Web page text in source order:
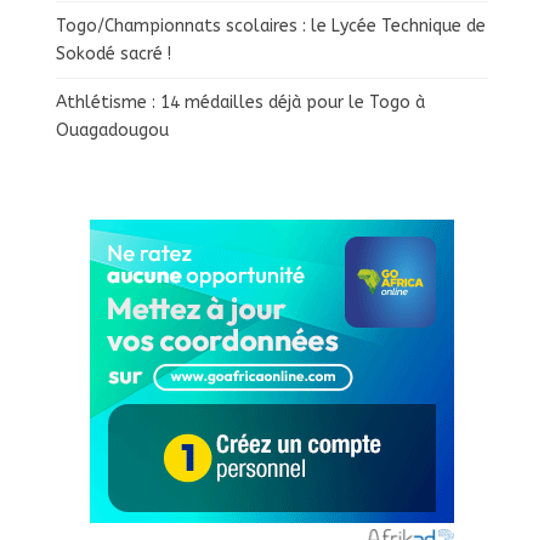
Togo/Championnats scolaires : le Lycée Technique de
Sokodé sacré !
Athlétisme : 14 médailles déjà pour le Togo à
Ouagadougou